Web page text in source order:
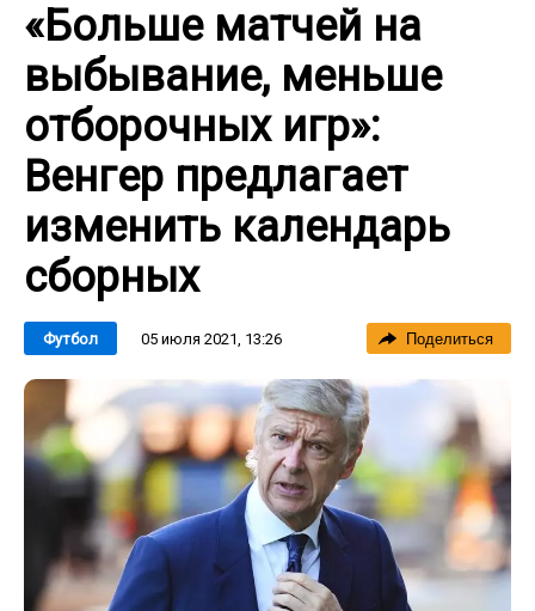
«Больше матчей на
выбывание, меньше
отборочных игр»:
Венгер предлагает
изменить календарь
сборных
Футбол 05 июля 2021, 13:26 Поделиться